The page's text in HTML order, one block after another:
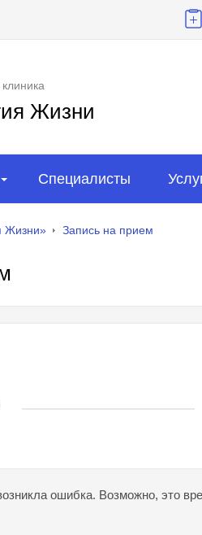
Жизни
Специалисты
Жизни» Запись на прием
ошибка. Возможно, это